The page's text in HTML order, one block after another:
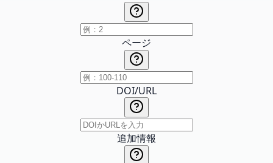
ページ
DOI/URL
追加情報